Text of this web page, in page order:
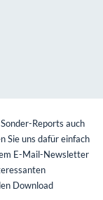
Reports auch
Sie uns dafür einfach
E-Mail-Newsletter
Download